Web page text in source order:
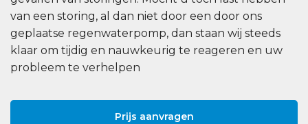
van een storing, al dan niet door een door ons
geplaatse regenwaterpomp, dan staan ​​wij steeds
klaar om tijdig en nauwkeurig te reageren en uw
probleem te verhelpen
Prijs aanvragen